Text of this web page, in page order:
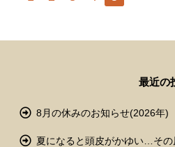
最近の
8月の休みのお知らせ(2026年)
夏になると頭皮がかゆい…そ